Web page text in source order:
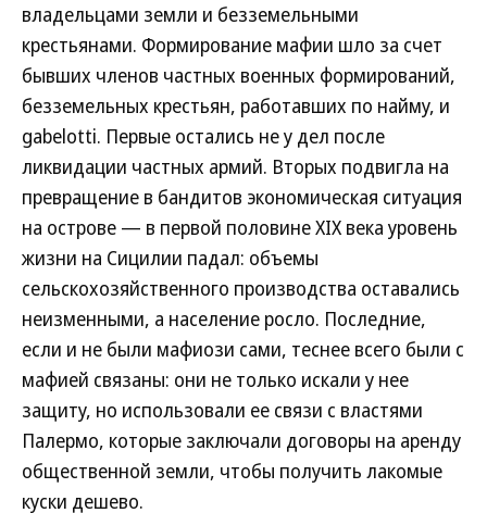
владельцами земли и безземельными
крестьянами. Формирование мафии шло за счет
бывших членов частных военных формирований,
безземельных крестьян, работавших по найму, и
gabelotti. Первые остались не у дел после
ликвидации частных армий. Вторых подвигла на
превращение в бандитов экономическая ситуация
на острове — в первой половине XIX века уровень
жизни на Сицилии падал: объемы
сельскохозяйственного производства оставались
неизменными, а население росло. Последние,
если и не были мафиози сами, теснее всего были с
мафией связаны: они не только искали у нее
защиту, но использовали ее связи с властями
Палермо, которые заключали договоры на аренду
общественной земли, чтобы получить лакомые
куски дешево.